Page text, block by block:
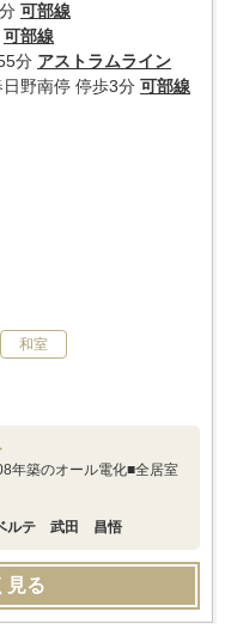
可部線
可部線
分 アストラムライン
野南停 停歩3分 可部線
和室
年築のオール電化■全居室
ルテ 武田 昌悟
見る